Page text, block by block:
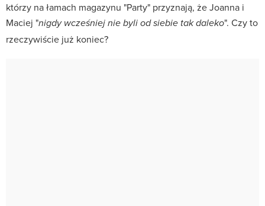
którzy na łamach magazynu "Party" przyznają, że Joanna i
Maciej "nigdy wcześniej nie byli od siebie tak daleko". Czy to
rzeczywiście już koniec?